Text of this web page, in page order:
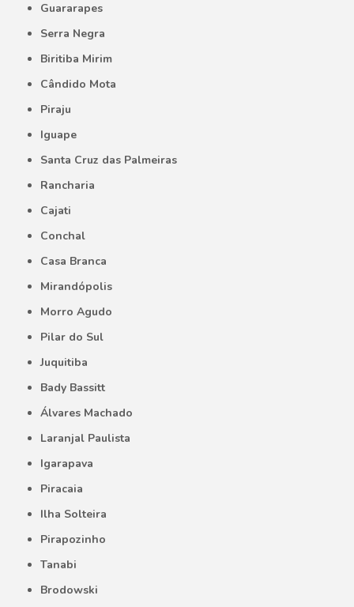
Guararapes
Serra Negra
Biritiba Mirim
Cândido Mota
Piraju
Iguape
Santa Cruz das Palmeiras
Rancharia
Cajati
Conchal
Casa Branca
Mirandópolis
Morro Agudo
Pilar do Sul
Juquitiba
Bady Bassitt
Álvares Machado
Laranjal Paulista
Igarapava
Piracaia
Ilha Solteira
Pirapozinho
Tanabi
Brodowski